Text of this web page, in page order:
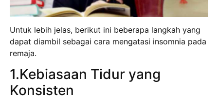
Untuk lebih jelas, berikut ini beberapa langkah yang
dapat diambil sebagai cara mengatasi insomnia pada
remaja.
1.Kebiasaan Tidur yang
Konsisten